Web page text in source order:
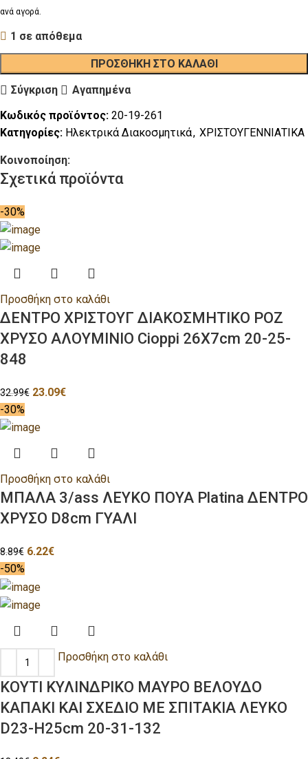
ανά αγορά.
1 σε απόθεμα
ΠΡΟΣΘΉΚΗ ΣΤΟ ΚΑΛΆΘΙ
Σύγκριση
Αγαπημένα
Κωδικός προϊόντος: 20-19-261
Κατηγορίες: Ηλεκτρικά Διακοσμητικά, ΧΡΙΣΤΟΥΓΕΝΝΙΑΤΙΚΑ
Κοινοποίηση:
Σχετικά προϊόντα
-30%
Προσθήκη στο καλάθι
ΔΕΝΤΡΟ ΧΡΙΣΤΟΥΓ ΔΙΑΚΟΣΜΗΤΙΚΟ ΡΟΖ
ΧΡΥΣΟ ΑΛΟΥΜΙΝΙΟ Cioppi 26Χ7cm 20-25-
848
32.99€ 23.09€
-30%
Προσθήκη στο καλάθι
ΜΠΑΛΑ 3/ass ΛΕΥΚΟ ΠΟΥΑ Platina ΔΕΝΤΡΟ
ΧΡΥΣΟ D8cm ΓΥΑΛΙ
8.89€ 6.22€
-50%
Προσθήκη στο καλάθι
ΚΟΥΤΙ ΚΥΛΙΝΔΡΙΚΟ ΜΑΥΡΟ ΒΕΛΟΥΔΟ
ΚΑΠΑΚΙ ΚΑΙ ΣΧΕΔΙΟ ΜΕ ΣΠΙΤΑΚΙΑ ΛΕΥΚΟ
D23-H25cm 20-31-132